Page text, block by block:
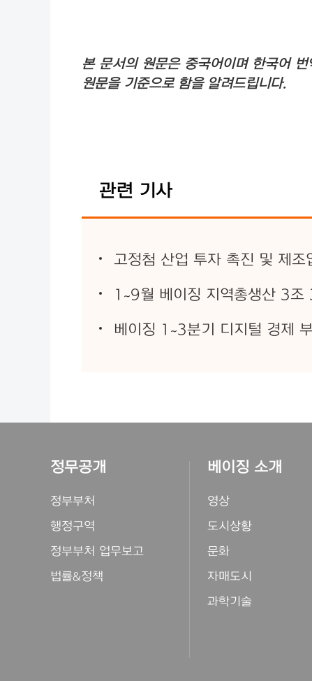
본 문서의 원문은 중국어이며 한국어
원문을 기준으로 함을 알려드립니다.
관련 기사
고정첨 산업 투자 촉진 및 제조
1~9월 베이징 지역총생산 3
베이징 1~3분기 디지털 경제
정무공개
정부부처
행정구역
정부부처 업무보고
법률&정책
베이징 소개
영상
도시상황
문화
자매도시
과학기술